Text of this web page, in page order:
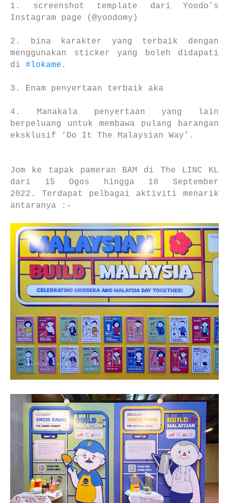
1. screenshot template dari Yoodo’s
Instagram page (@yoodomy)
2. bina karakter yang terbaik dengan
menggunakan sticker yang boleh didapati
di #lokame .
3. Enam penyertaan terbaik aka
4. Manakala penyertaan yang lain
berpeluang untuk membawa pulang barangan
eksklusif ‘Do It The Malaysian Way’.
Jom ke tapak pameran BAM di The LINC KL
dari 15 Ogos hingga 18 September
2022. Terdapat pelbagai aktiviti menarik
antaranya :-